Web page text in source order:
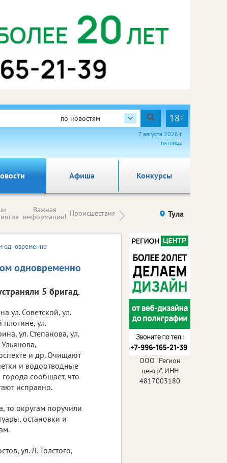
по новостям 18+
7 августа 2026 г.
пятница
Афиша Конкурсы
Важная
информация! Происшествия Здоровье компаний (на
Тула
одновременно
одновременно
5 бригад.
ул. Советской, ул.
ул.
ул. Степанова, ул.
и др. Очищают
и водоотводные
сообщает, что
исправно.
то округам поручили
остановки и
ул. Л. Толстого,
ООО "Регион
центр", ИНН
4817003180